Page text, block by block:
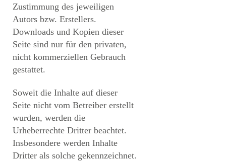
Zustimmung des jeweiligen
Autors bzw. Erstellers.
Downloads und Kopien dieser
Seite sind nur für den privaten,
nicht kommerziellen Gebrauch
gestattet.
Soweit die Inhalte auf dieser
Seite nicht vom Betreiber erstellt
wurden, werden die
Urheberrechte Dritter beachtet.
Insbesondere werden Inhalte
Dritter als solche gekennzeichnet.